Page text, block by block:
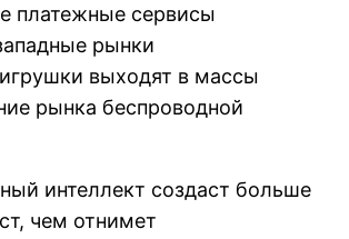
платежные сервисы
рынки
выходят в массы
рынка беспроводной
интеллект создаст больше
чем отнимет